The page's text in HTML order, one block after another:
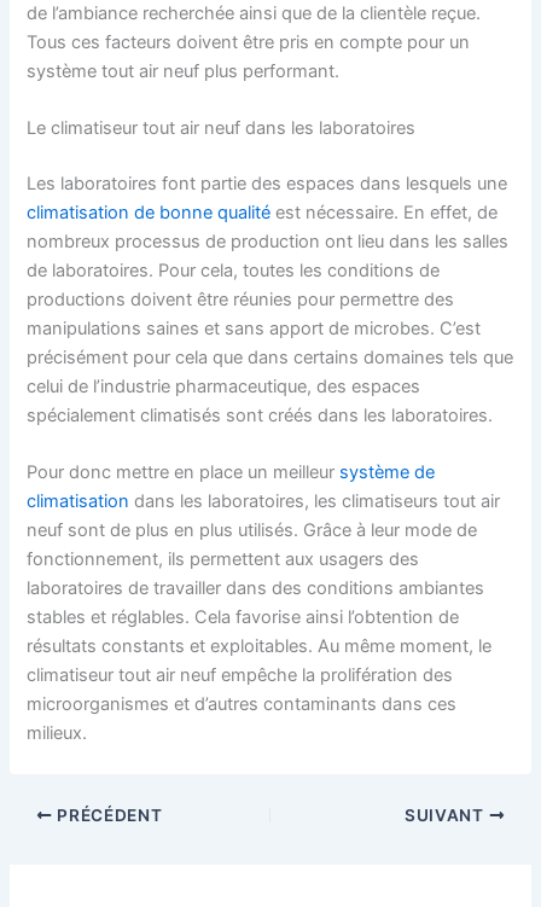
de l’ambiance recherchée ainsi que de la clientèle reçue.
Tous ces facteurs doivent être pris en compte pour un
système tout air neuf plus performant.
Le climatiseur tout air neuf dans les laboratoires
Les laboratoires font partie des espaces dans lesquels une
climatisation de bonne qualité est nécessaire. En effet, de
nombreux processus de production ont lieu dans les salles
de laboratoires. Pour cela, toutes les conditions de
productions doivent être réunies pour permettre des
manipulations saines et sans apport de microbes. C’est
précisément pour cela que dans certains domaines tels que
celui de l’industrie pharmaceutique, des espaces
spécialement climatisés sont créés dans les laboratoires.
Pour donc mettre en place un meilleur système de
climatisation dans les laboratoires, les climatiseurs tout air
neuf sont de plus en plus utilisés. Grâce à leur mode de
fonctionnement, ils permettent aux usagers des
laboratoires de travailler dans des conditions ambiantes
stables et réglables. Cela favorise ainsi l’obtention de
résultats constants et exploitables. Au même moment, le
climatiseur tout air neuf empêche la prolifération des
microorganismes et d’autres contaminants dans ces
milieux.
PRÉCÉDENT SUIVANT